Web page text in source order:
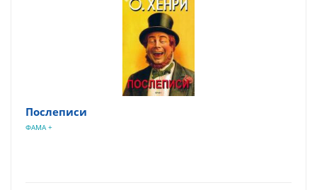
Послеписи
ФАМА +